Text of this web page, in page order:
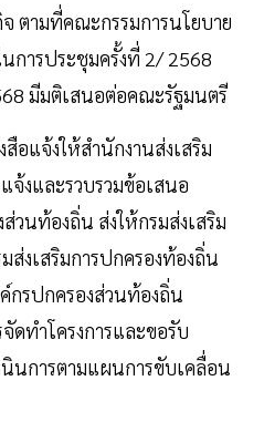
ตามที่คณะกรรมการนโยบาย
นการประชุมครั้งที่ 2/ 2568
มีมติเสนอต่อคณะรัฐมนตรี
อแจ้งให้สำนักงานส่งเสริม
จ้งและรวบรวมข้อเสนอ
วนท้องถิ่น ส่งให้กรมส่งเสริม
ส่งเสริมการปกครองท้องถิ่น
กรปกครองส่วนท้องถิ่น
ทำโครงการและขอรับ
นการตามแผนการขับเคลื่อน